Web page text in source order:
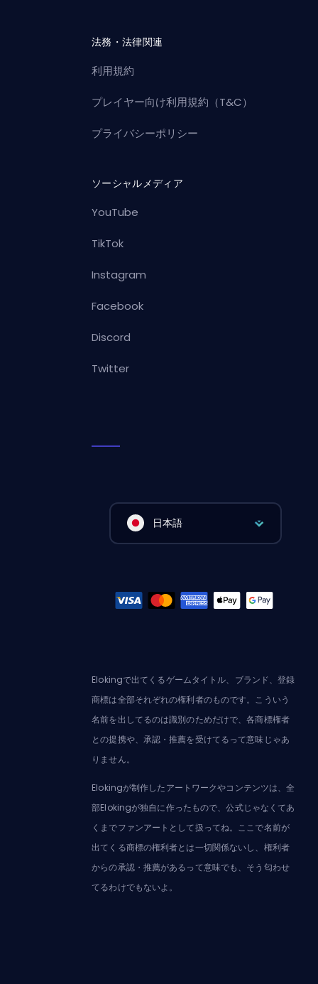
法務・法律関連
利用規約
プレイヤー向け利用規約（T&C）
プライバシーポリシー
ソーシャルメディア
YouTube
TikTok
Instagram
Facebook
Discord
Twitter
日本語
Elokingで出てくるゲームタイトル、ブランド、登録
商標は全部それぞれの権利者のものです。こういう
名前を出してるのは識別のためだけで、各商標権者
との提携や、承認・推薦を受けてるって意味じゃあ
りません。
Elokingが制作したアートワークやコンテンツは、全
部Elokingが独自に作ったもので、公式じゃなくてあ
くまでファンアートとして扱ってね。ここで名前が
出てくる商標の権利者とは一切関係ないし、権利者
からの承認・推薦があるって意味でも、そう匂わせ
てるわけでもないよ。